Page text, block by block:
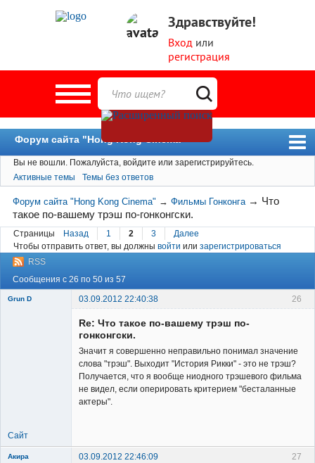
Здравствуйте!
Вход или
регистрация
Форум сайта "Hong Kong Cinema"
Форум
Новости
Пользователи
Поиск
Вы не вошли. Пожалуйста, войдите или зарегистрируйтесь.
Активные темы
Темы без ответов
Форум сайта "Hong Kong Cinema" →Фильмы Гонконга → Что
такое по-вашему трэш по-гонконгски.
Страницы Назад 1 2 3
Далее
Чтобы отправить ответ, вы должны войти или зарегистрироваться
RSS
Сообщения с 26 по 50 из 57
26
Grun D 03.09.2012 22:40:38
Re: Что такое по-вашему трэш по-
гонконгски.
Значит я совершенно неправильно понимал значение
слова "трэш". Выходит "История Рикки" - это не трэш?
Получается, что я вообще ниодного трэшевого фильма
не видел, если оперировать критерием "бесталанные
актеры".
Сайт
27
Акира 03.09.2012 22:46:09